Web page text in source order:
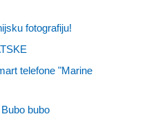
fotografiju!
telefone "Marine
bubo